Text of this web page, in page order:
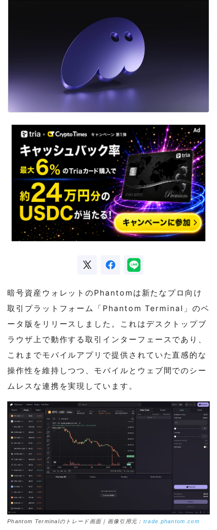
暗号資産ウォレットのPhantomは新たなプロ向け
取引プラットフォーム「Phantom Terminal」のベ
ータ版をリリースしました。これはデスクトップブ
ラウザ上で動作する取引インターフェースであり、
これまでモバイルアプリで提供されていた直感的な
操作性を維持しつつ、モバイルとウェブ間でのシー
ムレスな連携を実現しています。
Phantom Terminalのトレード画面｜画像引用元： trade.phantom.com